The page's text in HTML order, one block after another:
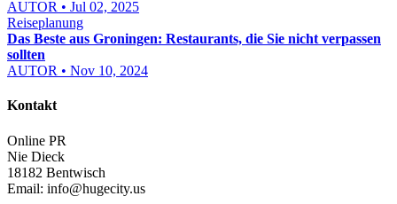
AUTOR • Jul 02, 2025
Reiseplanung
Das Beste aus Groningen: Restaurants, die Sie nicht verpassen
sollten
AUTOR • Nov 10, 2024
Kontakt
Online PR
Nie Dieck
18182 Bentwisch
Email: info@hugecity.us